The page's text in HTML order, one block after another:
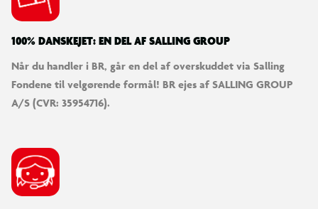
100% DANSKEJET: EN DEL AF SALLING GROUP
Når du handler i BR, går en del af overskuddet via Salling
Fondene til velgørende formål! BR ejes af SALLING GROUP
A/S (CVR: 35954716).